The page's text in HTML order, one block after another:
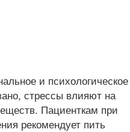
и психологическое
стрессы влияют на
Пациенткам при
рекомендует пить